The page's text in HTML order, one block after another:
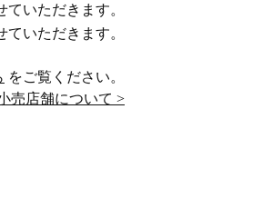
ていただきます。
いただきます。
をご覧ください。
売店舗について >